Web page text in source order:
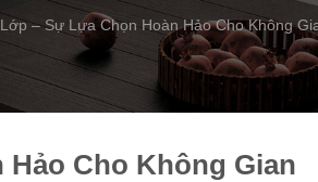
– Sự Lựa Chọn Hoàn Hảo Cho Không
Cho Không Gian